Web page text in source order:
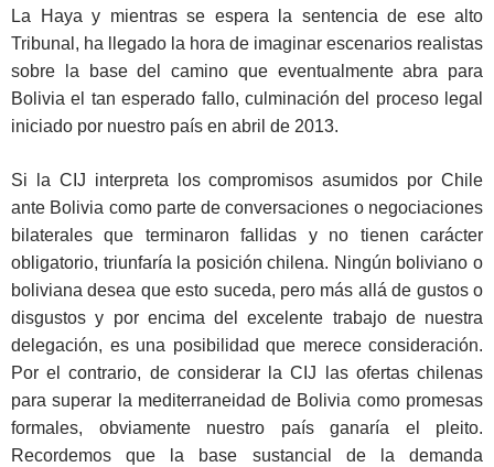
La Haya y mientras se espera la sentencia de ese alto
Tribunal, ha llegado la hora de imaginar escenarios realistas
sobre la base del camino que eventualmente abra para
Bolivia el tan esperado fallo, culminación del proceso legal
iniciado por nuestro país en abril de 2013.
Si la CIJ interpreta los compromisos asumidos por Chile
ante Bolivia como parte de conversaciones o negociaciones
bilaterales que terminaron fallidas y no tienen carácter
obligatorio, triunfaría la posición chilena. Ningún boliviano o
boliviana desea que esto suceda, pero más allá de gustos o
disgustos y por encima del excelente trabajo de nuestra
delegación, es una posibilidad que merece consideración.
Por el contrario, de considerar la CIJ las ofertas chilenas
para superar la mediterraneidad de Bolivia como promesas
formales, obviamente nuestro país ganaría el pleito.
Recordemos que la base sustancial de la demanda